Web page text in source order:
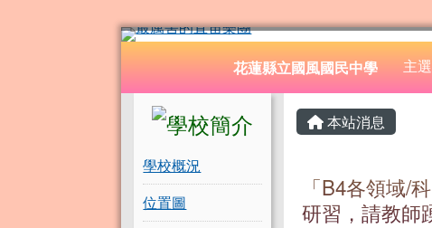
花蓮縣立國風國民中學
導覽列 花蓮縣立國風國民中學 主
左邊區域內容
學校概況
位置圖
主內容區域
本站消息
「B4各領域/
研習，請教師
頁尾區域